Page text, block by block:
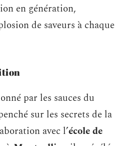
en génération,
de saveurs à chaque
par les sauces du
sur les secrets de la
avec l’école de